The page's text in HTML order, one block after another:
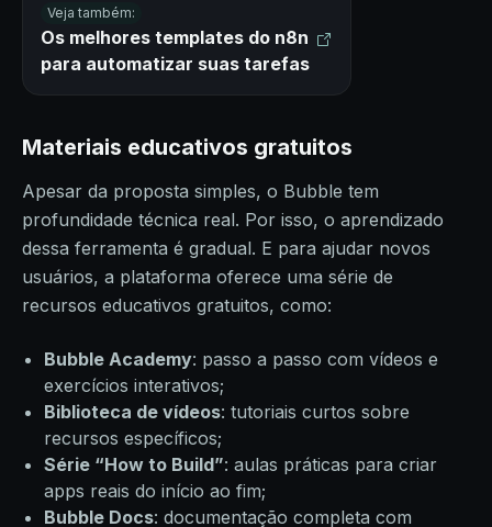
Veja também:
Os melhores templates do n8n
para automatizar suas tarefas
Materiais educativos gratuitos
Apesar da proposta simples, o Bubble tem
profundidade técnica real. Por isso, o aprendizado
dessa ferramenta é gradual. E para ajudar novos
usuários, a plataforma oferece uma série de
recursos educativos gratuitos, como:
Bubble Academy: passo a passo com vídeos e
exercícios interativos;
Biblioteca de vídeos: tutoriais curtos sobre
recursos específicos;
Série “How to Build”: aulas práticas para criar
apps reais do início ao fim;
Bubble Docs: documentação completa com